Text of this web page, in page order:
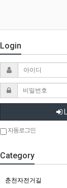
Login
자동로그인
Category
춘천자전거길